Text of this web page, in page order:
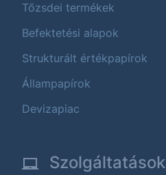
Tőzsdei termékek
Befektetési alapok
Strukturált értékpapírok
Állampapírok
Devizapiac
Szolgáltatások